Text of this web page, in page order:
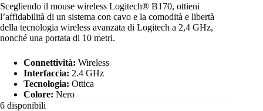
Scegliendo il mouse wireless Logitech® B170, ottieni
l’affidabilità di un sistema con cavo e la comodità e libertà
della tecnologia wireless avanzata di Logitech a 2,4 GHz,
nonché una portata di 10 metri.
Connettività: Wireless
Interfaccia: 2.4 GHz
Tecnologia: Ottica
Colore: Nero
6 disponibili